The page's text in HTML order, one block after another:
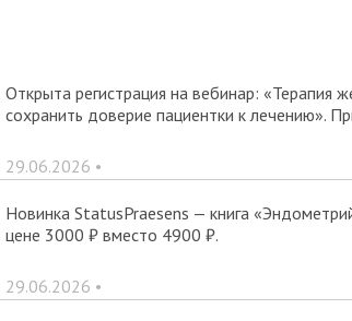
Открыта регистрация на вебинар: «Терапия
сохранить доверие пациентки к лечению».
29.06.2026 •
Новинка StatusPraesens — книга
цене 3000 ₽ вместо 4900 ₽.
29.06.2026 •